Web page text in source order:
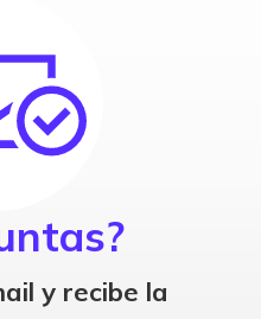
y recibe la